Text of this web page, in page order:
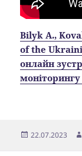
Bilyk A.,
of the
онлайн
моніторингу
Опубліковано
22.07.2023